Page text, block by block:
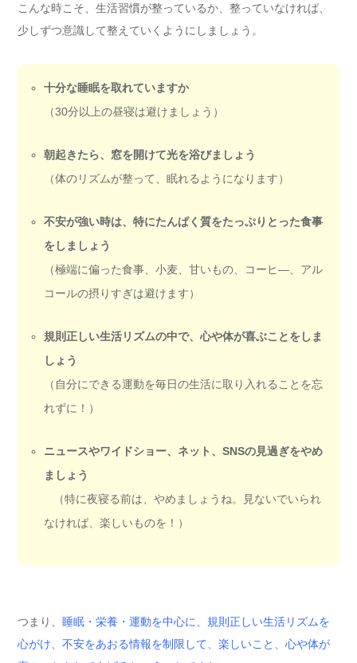
こんな時こそ、生活習慣が整っているか、整っていなければ、
少しずつ意識して整えていくようにしましょう。
十分な睡眠を取れていますか
（30分以上の昼寝は避けましょう）
朝起きたら、窓を開けて光を浴びましょう
（体のリズムが整って、眠れるようになります）
不安が強い時は、特にたんぱく質をたっぷりとった食事
をしましょう
（極端に偏った食事、小麦、甘いもの、コーヒ―、アル
コールの摂りすぎは避けます）
規則正しい生活リズムの中で、心や体が喜ぶことをしま
しょう
（自分にできる運動を毎日の生活に取り入れることを忘
れずに！）
ニュースやワイドショー、ネット、SNSの見過ぎをやめ
ましょう
（特に夜寝る前は、やめましょうね。見ないでいられ
なければ、楽しいものを！）
つまり、 睡眠・栄養・運動を中心に、規則正しい生活リズムを
心がけ、不安をあおる情報を制限して、楽しいこと、心や体が